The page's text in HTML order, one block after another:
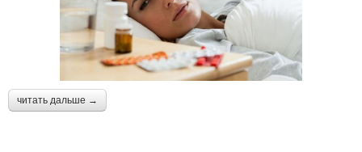
читать дальше →